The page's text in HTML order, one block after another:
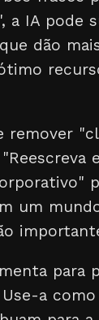
a IA pode
dão
remover
um
para
a